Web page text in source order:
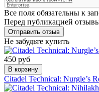
Все поля обязательны к
Перед публикацией
Не забудьте купить
450 руб
В корзину
Citadel Technical: Nurgle’s